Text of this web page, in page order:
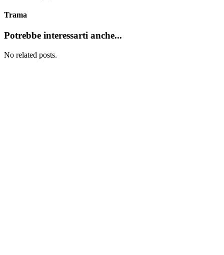
Trama
Potrebbe interessarti anche...
No related posts.